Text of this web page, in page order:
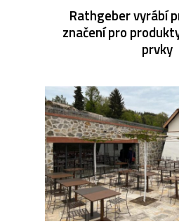
Rathgeber vyrábí
značení pro
prvky